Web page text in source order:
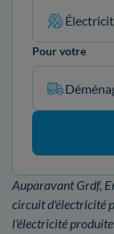
Pour votre
Auparavant Grdf,
circuit d'électricité
l'électricité